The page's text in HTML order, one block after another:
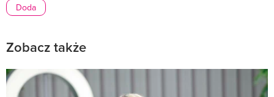
Doda
Zobacz także